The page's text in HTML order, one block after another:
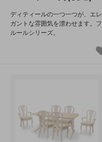
ディティールの一つ一つが、エレ
ガントな雰囲気を漂わせます。フ
ルールシリーズ。